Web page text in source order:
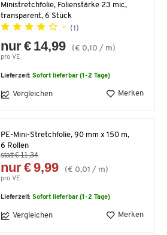
Ministretchfolie, Folienstärke 23 mic,
transparent, 6 Stück
(1)
nur € 14,99 (€ 0,10 / m)
pro VE
Lieferzeit:Sofort lieferbar (1-2 Tage)
Vergleichen Merken
PE-Mini-Stretchfolie, 90 mm x 150 m,
6 Rollen
statt € 11,34
nur € 9,99 (€ 0,01 / m)
pro VE
Lieferzeit:Sofort lieferbar (1-2 Tage)
Vergleichen Merken